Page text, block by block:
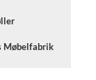
Møbelfabrik